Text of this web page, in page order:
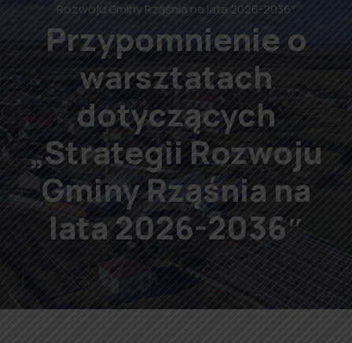
Rozwoju Gminy Rząśnia na lata 2026-2036″
Przypomnienie o
warsztatach
dotyczących
„Strategii Rozwoju
Gminy Rząśnia na
lata 2026-2036″